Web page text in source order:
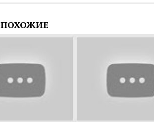
ПОХОЖИЕ